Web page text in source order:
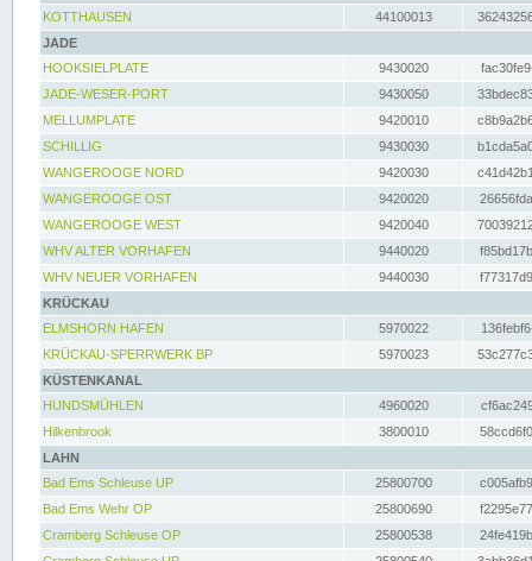
KOTTHAUSEN
44100013
JADE
HOOKSIELPLATE
9430020
JADE-WESER-PORT
9430050
MELLUMPLATE
9420010
SCHILLIG
9430030
WANGEROOGE NORD
9420030
WANGEROOGE OST
9420020
WANGEROOGE WEST
9420040
WHV ALTER VORHAFEN
9440020
WHV NEUER VORHAFEN
9440030
KRÜCKAU
ELMSHORN HAFEN
5970022
KRÜCKAU-SPERRWERK BP
5970023
KÜSTENKANAL
HUNDSMÜHLEN
4960020
Hilkenbrook
3800010
LAHN
Bad Ems Schleuse UP
25800700
Bad Ems Wehr OP
25800690
Cramberg Schleuse OP
25800538